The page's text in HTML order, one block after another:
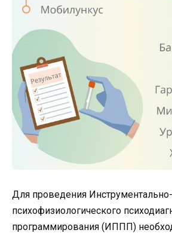
Для проведения Инструментально-
психофизиологического
программирования (ИППП)